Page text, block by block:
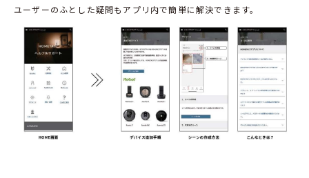
ユーザーのふとした疑問もアプリ内で簡単に解決できます。